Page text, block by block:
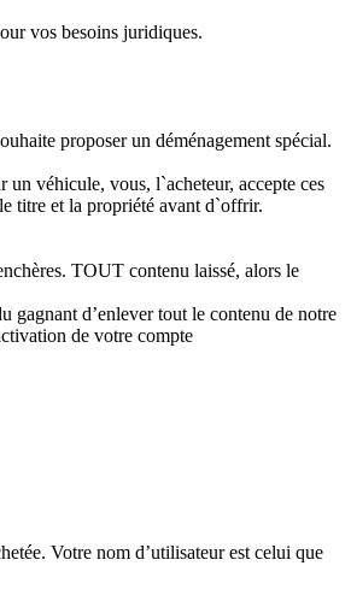
vos besoins juridiques.
proposer un déménagement spécial.
véhicule, vous, l`acheteur, accepte ces
titre et la propriété avant d`offrir.
TOUT contenu laissé, alors le
d’enlever tout le contenu de notre
de votre compte
Votre nom d’utilisateur est celui que